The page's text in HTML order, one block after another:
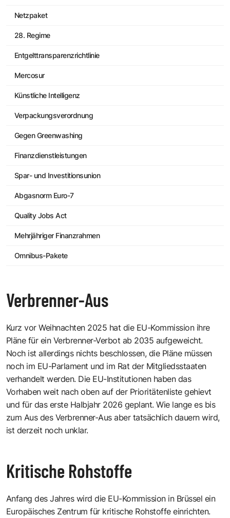
Netzpaket
28. Regime
Entgelttransparenzrichtlinie
Mercosur
Künstliche Intelligenz
Verpackungsverordnung
Gegen Greenwashing
Finanzdienstleistungen
Spar- und Investitionsunion
Abgasnorm Euro-7
Quality Jobs Act
Mehrjähriger Finanzrahmen
Omnibus-Pakete
Verbrenner-Aus
Kurz vor Weihnachten 2025 hat die EU-Kommission ihre
Pläne für ein Verbrenner-Verbot ab 2035 aufgeweicht.
Noch ist allerdings nichts beschlossen, die Pläne müssen
noch im EU-Parlament und im Rat der Mitgliedsstaaten
verhandelt werden. Die EU-Institutionen haben das
Vorhaben weit nach oben auf der Prioritätenliste gehievt
und für das erste Halbjahr 2026 geplant. Wie lange es bis
zum Aus des Verbrenner-Aus aber tatsächlich dauern wird,
ist derzeit noch unklar.
Kritische Rohstoffe
Anfang des Jahres wird die EU-Kommission in Brüssel ein
Europäisches Zentrum für kritische Rohstoffe einrichten.